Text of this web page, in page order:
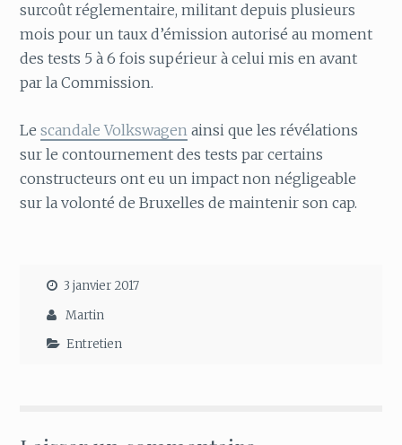
surcoût réglementaire, militant depuis plusieurs
mois pour un taux d’émission autorisé au moment
des tests 5 à 6 fois supérieur à celui mis en avant
par la Commission.
Lescandale Volkswagen ainsi que les révélations
sur le contournement des tests par certains
constructeurs ont eu un impact non négligeable
sur la volonté de Bruxelles de maintenir son cap.
3 janvier 2017
Martin
Entretien